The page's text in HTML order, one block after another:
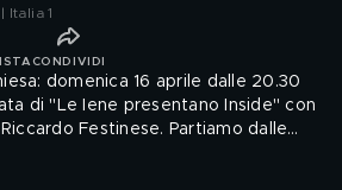
Italia 1
CONDIVIDI
domenica 16 aprile dalle 20.30
di "Le Iene presentano Inside" con
Festinese. Partiamo dalle
Vaticano di cui vi abbiamo già